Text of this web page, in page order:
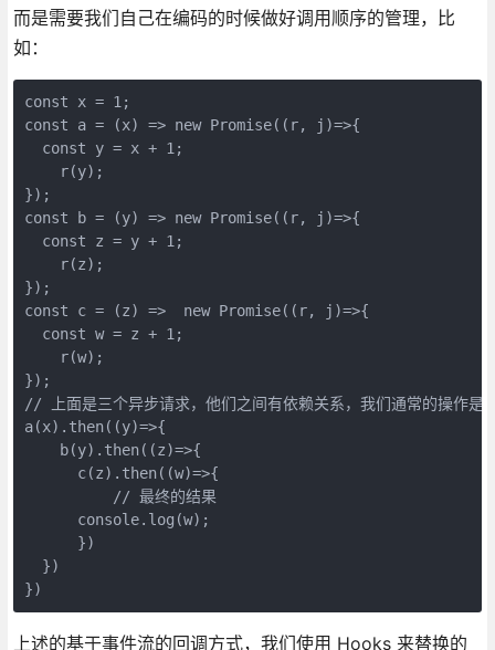
而是需要我们自己在编码的时候做好调用顺序的管理，比
如：
const x = 1;
const a = (x) => new Promise((r, j)=>{
  const y = x + 1;
    r(y);
});
const b = (y) => new Promise((r, j)=>{
  const z = y + 1;
    r(z);
});
const c = (z) =>  new Promise((r, j)=>{
  const w = z + 1;
    r(w);
});
// 上面是三个异步请求，他们之间有依赖关系，我们通常的操作是
a(x).then((y)=>{
    b(y).then((z)=>{
      c(z).then((w)=>{
          // 最终的结果
      console.log(w);
      })
  })
})
上述的基于事件流的回调方式，我们使用 Hooks 来替换的